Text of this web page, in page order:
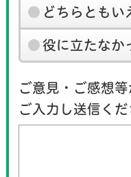
どちらともい
役に立たなか
ご意見・ご感想
ご入力し送信くだ